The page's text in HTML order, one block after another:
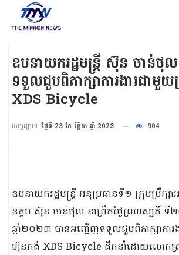
ឧបនាយករដ្ឋមន្ត្រី ស៊ុន ចាន់ថុ
ទទួលជួបពិភាក្សាការងារជាមួ
XDS Bicycle
ចេញផ្សាយ ថ្ងៃទី 23 ខែ វិច្ឆិកា ឆ្នាំ 2023 904
ឧបនាយករដ្ឋមន្ត្រី អនុប្រធានទី១ ក្រុមប្រឹក្សា
ឧត្តម ស៊ុន ចាន់ថុល នាព្រឹកថ្ងៃព្រហស្បតិ៍ ទី២
ឆ្នាំ២០២៣ បានអញ្ជើញទទួលជួបពិភាក្សាការ
ហ៊ុនកង់ XDS Bicycle ដឹកនាំដោយលោកស្